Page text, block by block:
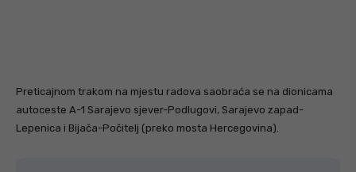
Preticajnom trakom na mjestu radova saobraća se na dionicama
autoceste A-1 Sarajevo sjever-Podlugovi, Sarajevo zapad-
Lepenica i Bijača-Počitelj (preko mosta Hercegovina).